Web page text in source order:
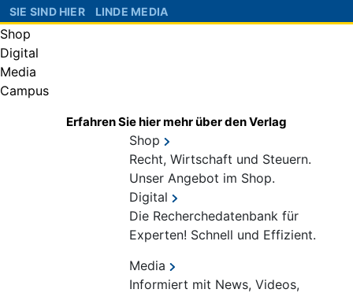
SIE SIND HIER LINDE MEDIA
Shop
Digital
Media
Campus
Erfahren Sie hier mehr über den Verlag
Shop
Recht, Wirtschaft und Steuern.
Unser Angebot im Shop.
Digital
Die Recherchedatenbank für
Experten! Schnell und Effizient.
Media
Informiert mit News, Videos,